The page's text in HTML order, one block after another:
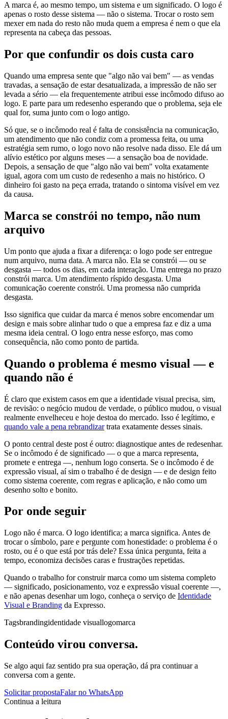
A marca é, ao mesmo tempo, um sistema e um significado. O logo é
apenas o rosto desse sistema — não o sistema. Trocar o rosto sem
mexer em nada do resto não muda quem a empresa é nem o que ela
representa na cabeça das pessoas.
Por que confundir os dois custa caro
Quando uma empresa sente que "algo não vai bem" — as vendas
travadas, a sensação de estar desatualizada, a impressão de não ser
levada a sério — ela frequentemente atribui esse incômodo difuso ao
logo. E parte para um redesenho esperando que o problema, seja ele
qual for, suma junto com o logo antigo.
Só que, se o incômodo real é falta de consistência na comunicação,
um atendimento que não condiz com a promessa feita, ou uma
estratégia sem rumo, o logo novo não resolve nada disso. Ele dá um
alívio estético por alguns meses — a sensação boa de novidade.
Depois, a sensação de que "algo não vai bem" volta exatamente
igual, agora com um custo de redesenho a mais no histórico. O
dinheiro foi gasto na peça errada, tratando o sintoma visível em vez
da causa.
Marca se constrói no tempo, não num
arquivo
Um ponto que ajuda a fixar a diferença: o logo pode ser entregue
num arquivo, numa data. A marca não. Ela se constrói — ou se
desgasta — todos os dias, em cada interação. Uma entrega no prazo
constrói marca. Um atendimento ríspido desgasta. Uma
comunicação coerente constrói. Uma promessa não cumprida
desgasta.
Isso significa que cuidar da marca é menos sobre encomendar um
design e mais sobre alinhar tudo o que a empresa faz e diz a uma
mesma ideia central. O logo entra nesse esforço, mas como
consequência, não como ponto de partida.
Quando o problema é mesmo visual — e
quando não é
É claro que existem casos em que a identidade visual precisa, sim,
de revisão: o negócio mudou de verdade, o público mudou, o visual
realmente envelheceu e hoje destoa do mercado. Isso é legítimo, e
quando vale a pena rebrandizartrata exatamente desses sinais.
O ponto central deste post é outro: diagnostique antes de redesenhar.
Se o incômodo é de significado — o que a marca representa,
promete e entrega —, nenhum logo conserta. Se o incômodo é de
expressão visual, aí sim o trabalho é de design — e de design feito
como sistema coerente, com regras e aplicação, e não como um
desenho solto e bonito.
Por onde seguir
Logo não é marca. O logo identifica; a marca significa. Antes de
trocar o símbolo, pare e pergunte com honestidade: o problema é o
rosto, ou é o que está por trás dele? Essa única pergunta, feita a
tempo, economiza decisões caras e frustrações repetidas.
Quando o trabalho for construir marca como um sistema completo
— significado, posicionamento, voz e expressão visual coerente —,
e não apenas desenhar um logo, conheça o serviço de Identidade
Visual e Branding da Expresso.
Tagsbrandingidentidade visuallogomarca
Conteúdo virou conversa.
Se algo aqui faz sentido pra sua operação, dá pra continuar a
conversa com a gente.
Solicitar propostaFalar no WhatsApp
Continua a leitura